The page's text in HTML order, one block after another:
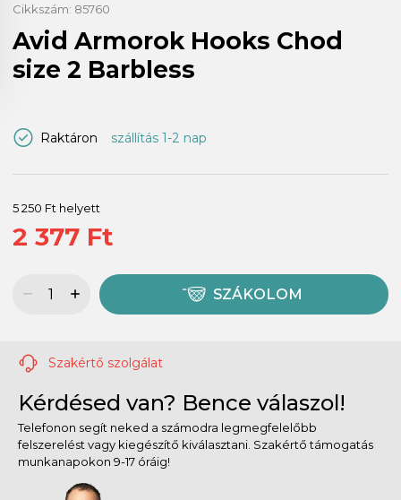
Cikkszám: 85760
Avid Armorok Hooks Chod
size 2 Barbless
Raktáron szállítás 1-2 nap
5 250 Ft helyett
2 377 Ft
SZÁKOLOM
Szakértő szolgálat
Kérdésed van? Bence válaszol!
Telefonon segít neked a számodra legmegfelelőbb
felszerelést vagy kiegészítő kiválasztani. Szakértő támogatás
munkanapokon 9-17 óráig!